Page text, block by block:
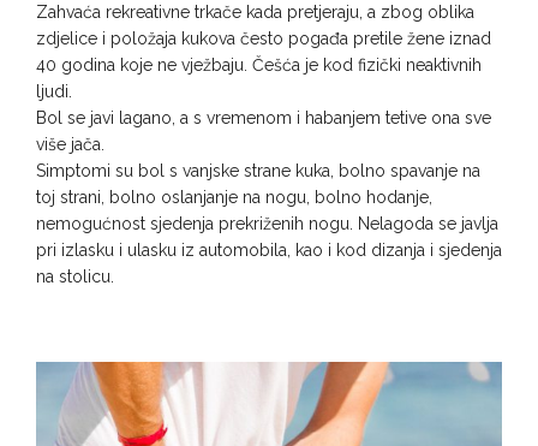
Zahvaća rekreativne trkače kada pretjeraju, a zbog oblika
zdjelice i položaja kukova često pogađa pretile žene iznad
40 godina koje ne vježbaju. Češća je kod fizički neaktivnih
ljudi.
Bol se javi lagano, a s vremenom i habanjem tetive ona sve
više jača.
Simptomi su bol s vanjske strane kuka, bolno spavanje na
toj strani, bolno oslanjanje na nogu, bolno hodanje,
nemogućnost sjedenja prekriženih nogu. Nelagoda se javlja
pri izlasku i ulasku iz automobila, kao i kod dizanja i sjedenja
na stolicu.